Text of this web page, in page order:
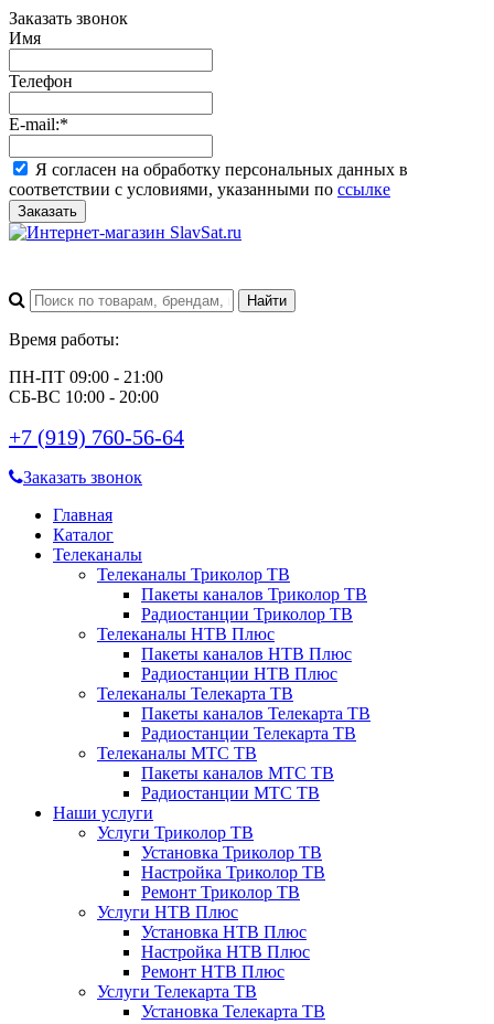
Заказать звонок
Имя
Телефон
E-mail:*
Я согласен на обработку персональных данных в
соответствии с условиями, указанными по ссылке
Заказать
Время работы:
ПН-ПТ 09:00 - 21:00
СБ-ВС 10:00 - 20:00
+7 (919) 760-56-64
Заказать звонок
Главная
Каталог
Телеканалы
Телеканалы Триколор ТВ
Пакеты каналов Триколор ТВ
Радиостанции Триколор ТВ
Телеканалы НТВ Плюс
Пакеты каналов НТВ Плюс
Радиостанции НТВ Плюс
Телеканалы Телекарта ТВ
Пакеты каналов Телекарта ТВ
Радиостанции Телекарта ТВ
Телеканалы МТС ТВ
Пакеты каналов МТС ТВ
Радиостанции МТС ТВ
Наши услуги
Услуги Триколор ТВ
Установка Триколор ТВ
Настройка Триколор ТВ
Ремонт Триколор ТВ
Услуги НТВ Плюс
Установка НТВ Плюс
Настройка НТВ Плюс
Ремонт НТВ Плюс
Услуги Телекарта ТВ
Установка Телекарта ТВ